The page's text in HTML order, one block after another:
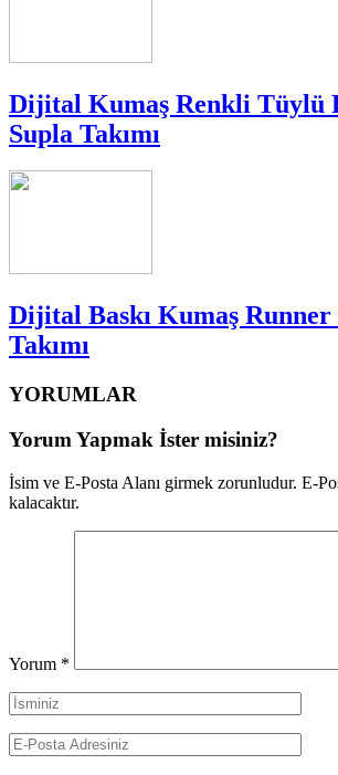
Dijital Kumaş Renkli Tüylü
Supla Takımı
Dijital Baskı Kumaş Runner
Takımı
YORUMLAR
Yorum Yapmak İster misiniz?
İsim ve E-Posta Alanı girmek zorunludur. E-
kalacaktır.
Yorum *